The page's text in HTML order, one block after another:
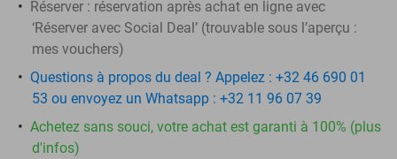
Réserver : réservation après achat en ligne avec
‘Réserver avec Social Deal’ (trouvable sous l’aperçu :
mes vouchers)
Questions à propos du deal ? Appelez : +32 46 690 01
53 ou envoyez un Whatsapp : +32 11 96 07 39
Achetez sans souci, votre achat est garanti à 100% (plus
d'infos)